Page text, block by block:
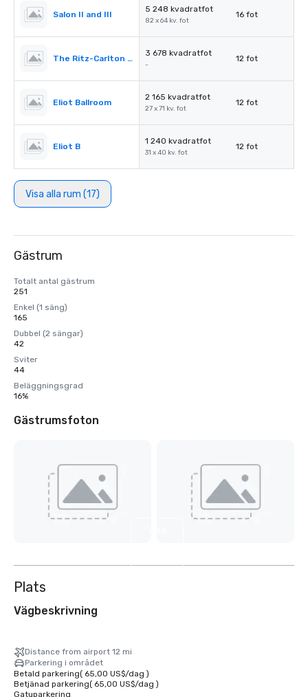
Salon II and III
5 248 kvadratfot
82 x 64 kv. fot
16 fot
The Ritz-Carlton Pre-Function
3 678 kvadratfot
-
12 fot
Eliot Ballroom
2 165 kvadratfot
27 x 71 kv. fot
12 fot
Eliot B
1 240 kvadratfot
31 x 40 kv. fot
12 fot
Visa alla rum (17)
Gästrum
Totalt antal gästrum
251
Enkel (1 säng)
165
Dubbel (2 sängar)
42
Sviter
44
Beläggningsgrad
16%
Gästrumsfoton
Plats
Vägbeskrivning
Distance from airport 12 mi
Parkering i området
Betald parkering( 65,00 US$/dag )
Betjänad parkering( 65,00 US$/dag )
Gatuparkering